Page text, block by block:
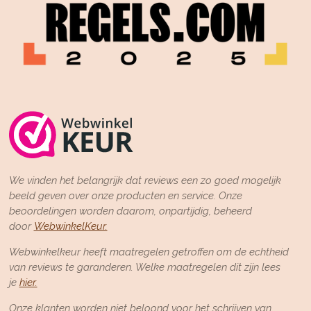
We vinden het belangrijk dat reviews een zo goed mogelijk
beeld geven over onze producten en service. Onze
beoordelingen worden daarom, onpartijdig, beheerd
door WebwinkelKeur.
Webwinkelkeur heeft maatregelen getroffen om de echtheid
van reviews te garanderen. Welke maatregelen dit zijn lees
je hier.
Onze klanten worden niet beloond voor het schrijven van